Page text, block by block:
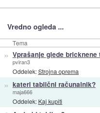
Vredno ogleda ...
Tema
» Vprašanje glede bricknene
pviran3
Oddelek:Strojna oprema
» kateri tablični računalnik?
maja666
Oddelek: Kaj kupiti